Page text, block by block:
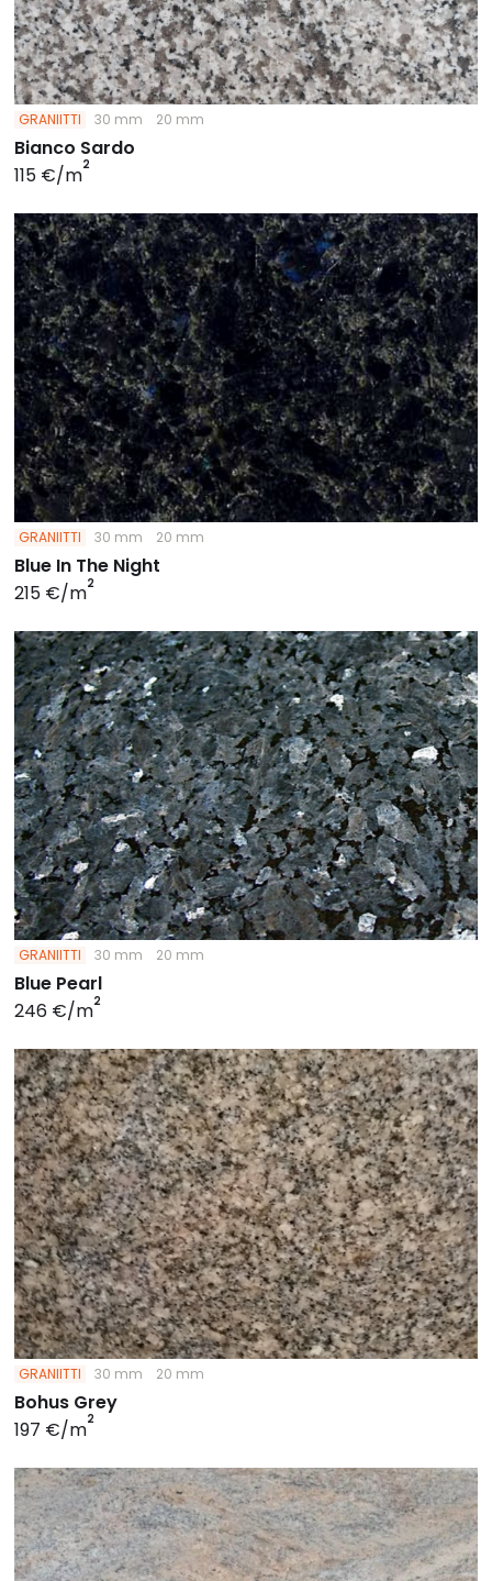
GRANIITTI 30 mm 20 mm
Bianco Sardo
115 €/m2
GRANIITTI 30 mm 20 mm
Blue In The Night
215 €/m2
GRANIITTI 30 mm 20 mm
Blue Pearl
246 €/m2
GRANIITTI 30 mm 20 mm
Bohus Grey
197 €/m2